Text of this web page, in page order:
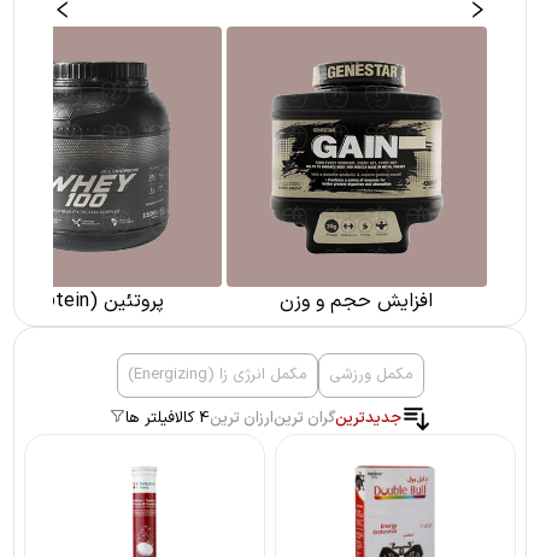
پروتئین (Protein)
پری هورمون (pre hormone)
مکمل ورزشی
مکمل انرژی زا (Energizing)
جدیدترینگران ترینارزان ترین4 کالا فیلتر ها